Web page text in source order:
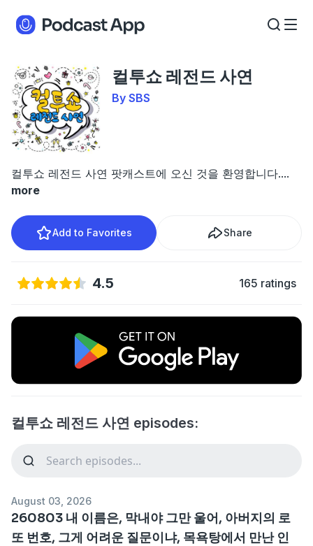
컬투쇼 레전드 사연
By SBS
컬투쇼 레전드 사연 팟캐스트에 오신 것을 환영합니다....
more
Add to Favorites Share
4.5 165 ratings
컬투쇼 레전드 사연 episodes:
August 03, 2026
260803 내 이름은, 막내야 그만 울어, 아버지의 로
또 번호, 그게 어려운 질문이냐, 목욕탕에서 만난 인